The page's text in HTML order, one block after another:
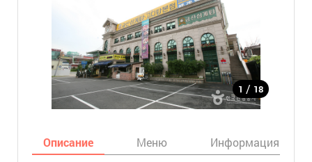
1 / 18
Описание Меню Информация